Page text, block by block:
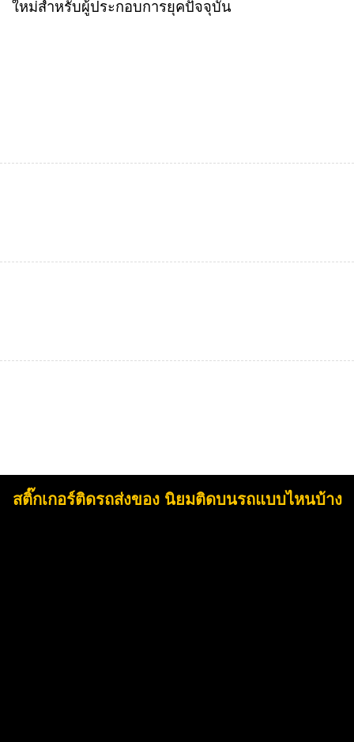
ใหม่สำหรับผู้ประกอบการยุคปัจจุบัน
สติ๊กเกอร์ติดรถส่งของ นิยมติดบนรถแบบไหนบ้าง